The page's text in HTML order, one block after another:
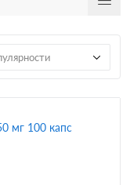
мг 100 капс